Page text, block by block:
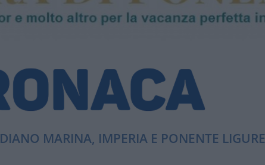
DIANO MARINA, IMPERIA E PONENTE LIGURE